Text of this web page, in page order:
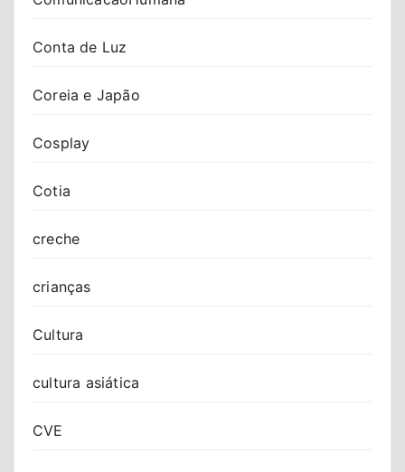
Conta de Luz
Coreia e Japão
Cosplay
Cotia
creche
crianças
Cultura
cultura asiática
CVE